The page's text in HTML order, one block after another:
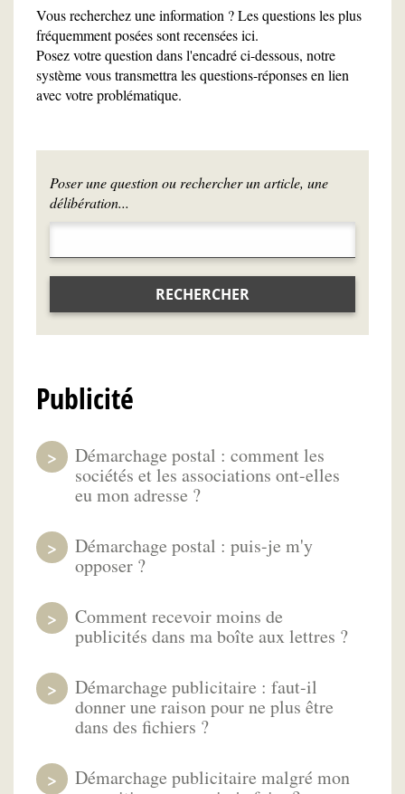
Vous recherchez une information ? Les questions les plus
fréquemment posées sont recensées ici.
Posez votre question dans l'encadré ci-dessous, notre
système vous transmettra les questions-réponses en lien
avec votre problématique.
Poser une question ou rechercher un article, une
délibération...
RECHERCHER
Publicité
Démarchage postal : comment les
sociétés et les associations ont-elles
eu mon adresse ?
Démarchage postal : puis-je m'y
opposer ?
Comment recevoir moins de
publicités dans ma boîte aux lettres ?
Démarchage publicitaire : faut-il
donner une raison pour ne plus être
dans des fichiers ?
Démarchage publicitaire malgré mon